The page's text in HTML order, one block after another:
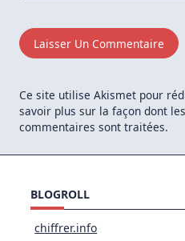
Ce site utilise Akismet pour
savoir plus sur la façon dont
commentaires sont traitées.
BLOGROLL
chiffrer.info